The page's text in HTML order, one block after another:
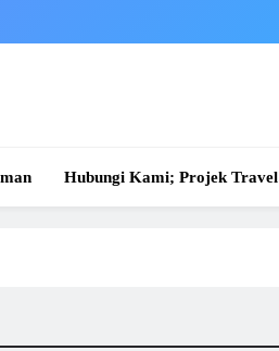
Hubungi Kami; Projek Travel